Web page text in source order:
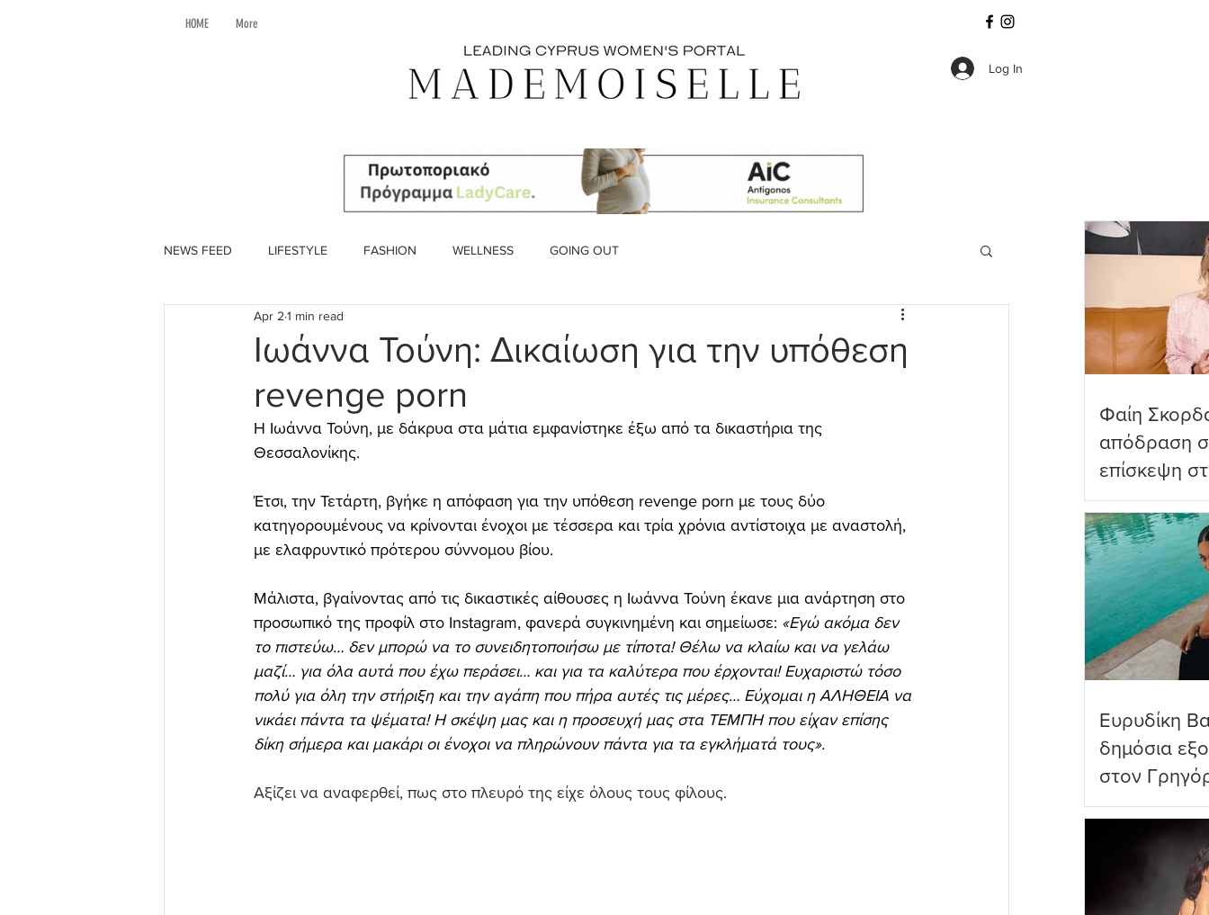
HOME More
Log In
NEWS FEED LIFESTYLE FASHION WELLNESS GOING OUT
Ιωάννα Τούνη: Δικαίωση για την υπόθεση
revenge porn
Apr 2 1 min read
Η Ιωάννα Τούνη, με δάκρυα στα μάτια εμφανίστηκε έξω από τα δικαστήρια της
Θεσσαλονίκης.
Έτσι, την Τετάρτη, βγήκε η απόφαση για την υπόθεση revenge porn με τους δύο
κατηγορουμένους να κρίνονται ένοχοι με τέσσερα και τρία χρόνια αντίστοιχα με αναστολή,
με ελαφρυντικό πρότερου σύννομου βίου.
Μάλιστα, βγαίνοντας από τις δικαστικές αίθουσες η Ιωάννα Τούνη έκανε μια ανάρτηση στο
προσωπικό της προφίλ στο Instagram, φανερά συγκινημένη και σημείωσε: «Εγώ ακόμα δεν
το πιστεύω… δεν μπορώ να το συνειδητοποιήσω με τίποτα! Θέλω να κλαίω και να γελάω
μαζί… για όλα αυτά που έχω περάσει… και για τα καλύτερα που έρχονται! Ευχαριστώ τόσο
πολύ για όλη την στήριξη και την αγάπη που πήρα αυτές τις μέρες… Εύχομαι η ΑΛΗΘΕΙΑ να
νικάει πάντα τα ψέματα! Η σκέψη μας και η προσευχή μας στα ΤΕΜΠΗ που είχαν επίσης
δίκη σήμερα και μακάρι οι ένοχοι να πληρώνουν πάντα για τα εγκλήματά τους».
Αξίζει να αναφερθεί, πως στο πλευρό της είχε όλους τους φίλους.
Φαίη
απόδραση
επίσκεψη
Πανορμίτη
Ευρυδίκη
δημόσια
στον
όνειρα